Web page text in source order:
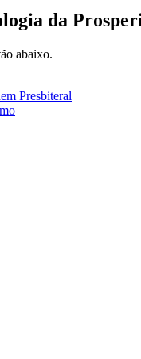
da
abaixo.
Presbiteral